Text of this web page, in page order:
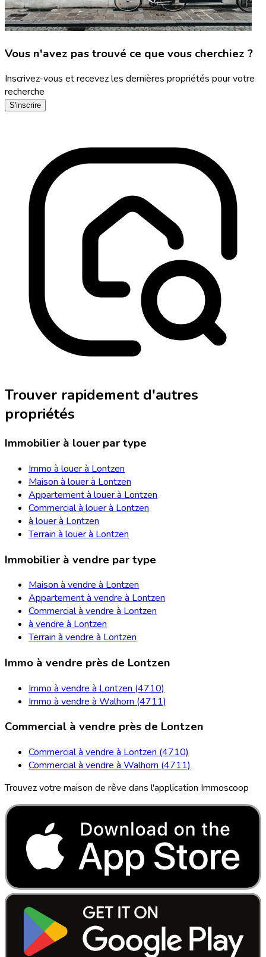
Vous n'avez pas trouvé ce que vous cherchiez ?
Inscrivez-vous et recevez les dernières propriétés pour votre
recherche
S'inscrire
Trouver rapidement d'autres
propriétés
Immobilier à louer par type
Immo à louer à Lontzen
Maison à louer à Lontzen
Appartement à louer à Lontzen
Commercial à louer à Lontzen
à louer à Lontzen
Terrain à louer à Lontzen
Immobilier à vendre par type
Maison à vendre à Lontzen
Appartement à vendre à Lontzen
Commercial à vendre à Lontzen
à vendre à Lontzen
Terrain à vendre à Lontzen
Immo à vendre près de Lontzen
Immo à vendre à Lontzen (4710)
Immo à vendre à Walhorn (4711)
Commercial à vendre près de Lontzen
Commercial à vendre à Lontzen (4710)
Commercial à vendre à Walhorn (4711)
Trouvez votre maison de rêve dans l'application Immoscoop